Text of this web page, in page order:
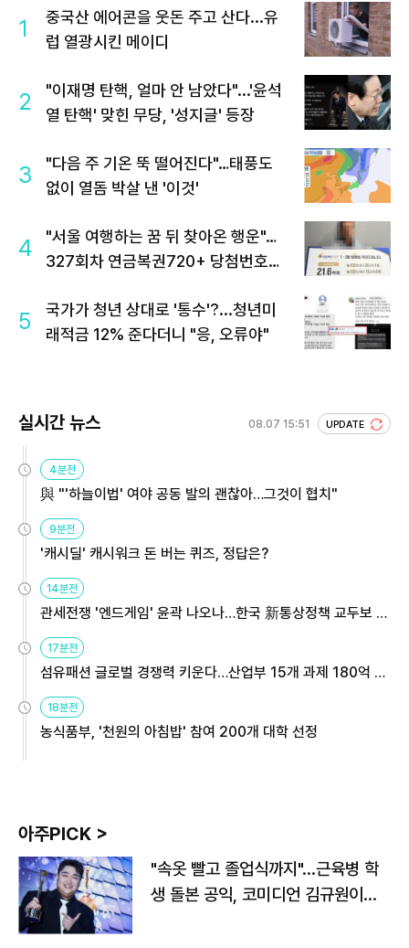
1
중국산 에어콘을 웃돈 주고 산다...유
럽 열광시킨 메이디
2
"이재명 탄핵, 얼마 안 남았다"...'윤석
열 탄핵' 맞힌 무당, '성지글' 등장
3
"다음 주 기온 뚝 떨어진다"…태풍도
없이 열돔 박살 낸 '이것'
4
"서울 여행하는 꿈 뒤 찾아온 행운"…
327회차 연금복권720+ 당첨번호조
5
국가가 청년 상대로 '통수'?...청년미
래적금 12% 준다더니 "응, 오류야"
실시간 뉴스 08.07 15:51 UPDATE
4분전
與 "'하늘이법' 여야 공동 발의 괜찮아…그것이 협치"
9분전
'캐시딜' 캐시워크 돈 버는 퀴즈, 정답은?
14분전
관세전쟁 '엔드게임' 윤곽 나오나…한국 新통상정책 교두보 활
용해야
17분전
섬유패션 글로벌 경쟁력 키운다…산업부 15개 과제 180억 지
원
18분전
농식품부, '천원의 아침밥' 참여 200개 대학 선정
아주PICK >
"속옷 빨고 졸업식까지"…근육병 학
생 돌본 공익, 코미디언 김규원이었